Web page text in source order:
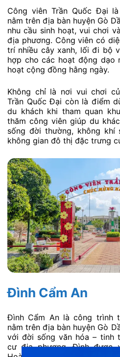
Công viên Trần Quốc Đại
nằm trên địa bàn huyện Gò
nhu cầu sinh hoạt, vui chơi
địa phương. Công viên có
trí nhiều cây xanh, lối đi bộ
hợp cho các hoạt động dạo
hoạt cộng đồng hằng ngày.
Không chỉ là nơi vui chơi
Trần Quốc Đại còn là điểm
du khách khi tham quan
thăm công viên giúp du
sống đời thường, không khí
không gian đô thị đặc trưng
Đình Cẩm An
Đình Cẩm An là công trình
nằm trên địa bàn huyện Gò
với đời sống văn hóa – tinh
cư địa phương. Đình được